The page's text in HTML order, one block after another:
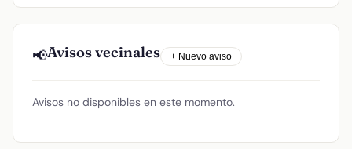
📢Avisos vecinales + Nuevo aviso
Avisos no disponibles en este momento.